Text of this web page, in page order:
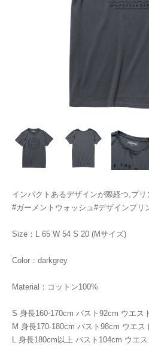
インパクトあるデザインが際経つ,プリ
#ガーメントウォッシュ#デザインプリ
Size：L 65 W 54 S 20 (Mサイズ)
Color：darkgrey
Material：コットン100%
S 身長160-170cm バスト92cm ウエス
M 身長170-180cm バスト98cm ウエス
L 身長180cm以上 バスト104cm ウエ